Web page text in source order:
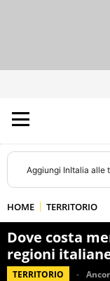
Aggiungi InItalia alle
HOME TERRITORIO
Dove costa
regioni
TERRITORIO